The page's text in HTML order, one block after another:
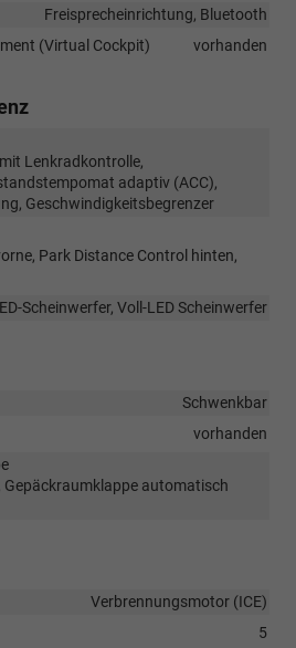
Freisprecheinrichtung, Bluetooth
(Virtual Cockpit)
vorhanden
Lenkradkontrolle,
adaptiv (ACC),
Geschwindigkeitsbegrenzer
Park Distance Control hinten,
Scheinwerfer, Voll-LED Scheinwerfer
Schwenkbar
vorhanden
Gepäckraumklappe automatisch
Verbrennungsmotor (ICE)
5